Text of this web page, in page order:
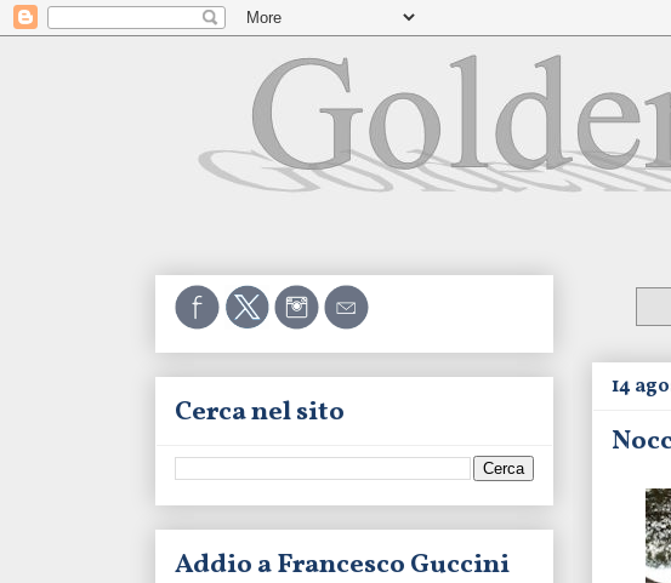
14
Cerca nel sito
Addio a Francesco Guccini